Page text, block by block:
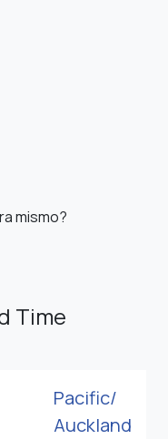
mismo?
Time
Pacific/
Auckland